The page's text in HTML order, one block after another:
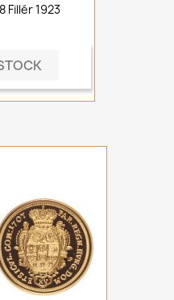
Fillér 1923